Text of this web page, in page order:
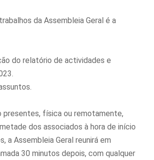
da Assembleia Geral é a
do relatório de actividades e
presentes, física ou remotamente,
dos associados à hora de início
a Assembleia Geral reunirá em
30 minutos depois, com qualquer